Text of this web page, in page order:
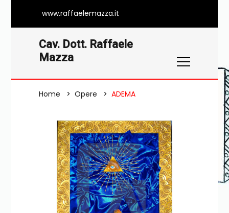
www.raffaelemazza.it
Cav. Dott. Raffaele
Mazza
Home Opere ADEMA